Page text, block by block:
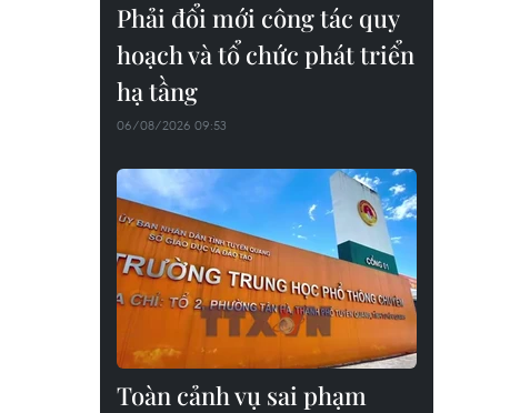
Phải đổi mới công tác quy
hoạch và tổ chức phát triển
hạ tầng
06/08/2026 09:53
Toàn cảnh vụ sai phạm